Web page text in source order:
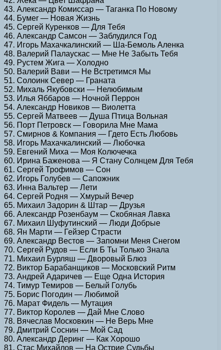
43. Александр Комиссар — Таганка По Новому
44. Бумеr — Новая Жизнь
45. Сергей Куренков — Для Тебя
46. Александр Самсон — Заблудился Год
47. Игорь Махачкалинский — Ша-Бемоль Аленка
48. Валерий Палаускас — Мне Не Забыть Тебя
49. Рустем Жига — Холодно
50. Валерий Вави — Не Встретимся Мы
51. Солоинк Север — Граната
52. Михаль Якубовски — Нелюбимым
53. Илья Яббаров — Ночной Перрон
54. Александр Новиков — Виолетта
55. Сергей Матвеев — Душа Птица Вольная
56. Порт Петровск — Говорила Мне Мама
57. Смирнов & Компания — Гдето Есть Любовь
58. Игорь Махачкалинский — Любочка
59. Евгений Миха — Моя Колючечка
60. Ирина Баженова — Я Стану Солнцем Для Тебя
61. Сергей Трофимов — Сон
62. Игорь Голубев — Сапожник
63. Инна Вальтер — Лети
64. Сергей Родня — Хмурый Вечер
65. Михаил Задорин & Штар — Друзья
66. Александр Розенбаум — Скобяная Лавка
67. Михаил Шуфутинский — Люди Добрые
68. Ян Марти — Гейзер Страсти
69. Александр Вестов — Запомни Меня Снегом
70. Сергей Рудов — Если Б Ты Только Знала
71. Михаил Бурляш — Дворовый Блюз
72. Виктор Барабанщиков — Московский Ритм
73. Андрей Адаричев — Еще Одна История
74. Тимур Темиров — Белый Голубь
75. Борис Погодин — Любимой
76. Марат Фидель — Мутация
77. Виктор Королев — Дай Мне Слово
78. Вячеслав Московкин — Не Верь Мне
79. Дмитрий Соснин — Мой Сад
80. Александр Деринг — Как Хорошо
81. Стас Михайлов — На Острие Судьбы